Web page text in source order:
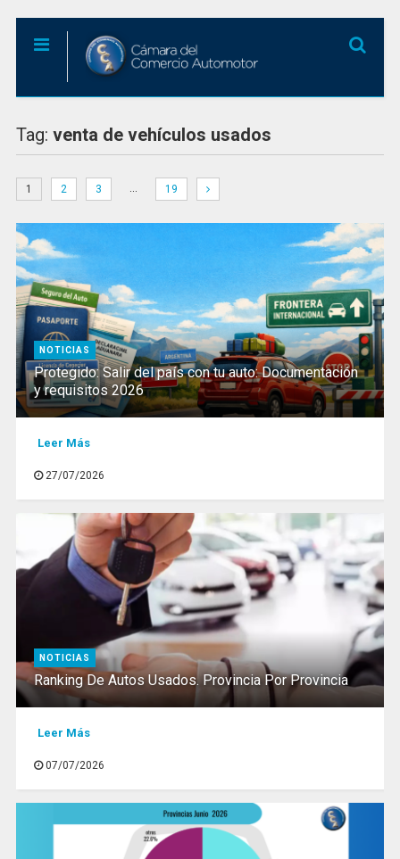
Tag: venta de vehículos usados
1 2 3 … 19
NOTICIAS
Protegido: Salir del país con tu auto: Documentación
y requisitos 2026
Leer Más
27/07/2026
NOTICIAS
Ranking De Autos Usados. Provincia Por Provincia
Leer Más
07/07/2026